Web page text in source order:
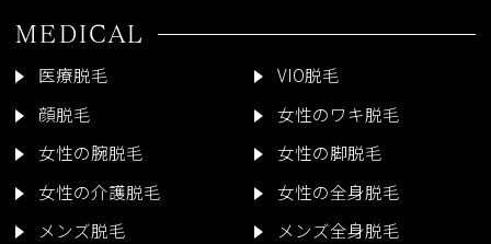
MEDICAL
医療脱毛
VIO脱毛
顔脱毛
女性のワキ脱毛
女性の腕脱毛
女性の脚脱毛
女性の介護脱毛
女性の全身脱毛
メンズ脱毛
メンズ全身脱毛